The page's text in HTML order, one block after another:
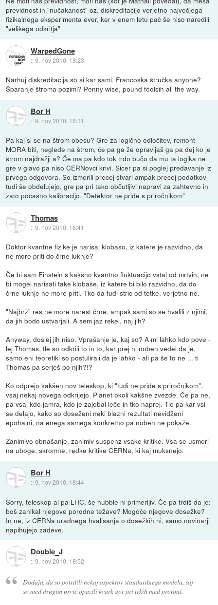
previdnost in "nučakanost" oz. diskreditacijo verjetno največjega
fizikalnega eksperimenta ever, ker v enem letu pač še niso naredili
"velikega odkritja"
WarpedGone
::9. nov 2010, 18:23
Narhuj diskreditacija so si kar sami. Francoska štručka anyone?
Šparanje štroma pozimi? Penny wise, pound foolsih all the way.
Bor H
::9. nov 2010, 18:31
Pa kaj si se na štrom obesu? Gre za logično odločitev, remont
MORA biti, neglede na štrom, če pa ga že opravljaš ga pa dej ko je
štrom najdražji a? Če ma pa kdo tok trdo bučo da mu ta logika ne
gre v glavo pa niso CERNovci krivi. Sicer pa si poglej predavanje iz
prvega odgovora. So izmerili precej stvari ampak precej podatkov
tudi še obdelujejo, gre pa pri tako občutljivi napravi za zahtevno in
zato počasno kalibracijo. "Detektor ne pride s priročnikom"
Thomas
::9. nov 2010, 18:41
Doktor kvantne fizike je narisal klobaso, iz katere je razvidno, da
ne more priti do črne luknje?
Če bi sam Einstein s kakšno kvantno fluktuacijo vstal od mrtvih, ne
bi mogel narisati take klobase, iz katere bi bilo razvidno, da do
črne luknje ne more priti. Tko da tudi stric od tetke, verjetno ne.
"Najbrž" res ne more narest črne, ampak sami so se hvalili z njimi,
da jih bodo ustvarjali. A sem jaz rekel, naj jih?
Anyway, doslej jih niso. Vprašanje je, kaj so? A mi lahko kdo pove -
lej Thomas, tle so odkrili to in to, kar prej ni noben vedel da je,
samo eni teoretiki so postulirali da je lahko - ali pa še to ne ... ti
Thomas pa serješ po njih?!?
Ko odprejo kakšen nov teleskop, ki "tudi ne pride s priročnikom",
vsaj nekaj novega odkrijejo. Planet okoli kakšne zvezde. Če pa ne,
pa vsaj kdo jamra, kdo je zajebal leče in tko naprej. Tle pa kar vsi
se delajo, kako so doseženi neki blazni rezultati nevidženi
epohalni, na enega samega konkretno pa noben ne pokaže.
Zanimivo obnašanje, zanimiv suspenz vsake kritike. Vsa se usmeri
na uboge, skromne, redke kritike CERNa, ki kaj muksnejo.
Bor H
::9. nov 2010, 18:44
Sorry, teleskop al pa LHC, še hubble ni primerljiv. Če pa trdiš da je:
boš zanikal njegove porodne težave? Mogoče njegove dosežke?
In ne, iz CERNa uradnega hvalisanja o dosežkih ni, samo novinarji
napihujejo zadeve.
Double_J
::9. nov 2010, 18:52
Dodaja, da so potrdili nekaj aspektov standardnega modela, saj
so med drugim prvič opazili kvark gor pri trkih med protoni.